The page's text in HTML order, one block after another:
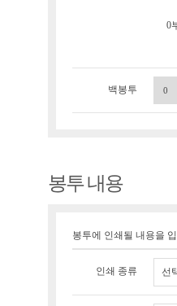
0
백봉투
봉투 내용
봉투에 인쇄될 내용을
인쇄 종류 선